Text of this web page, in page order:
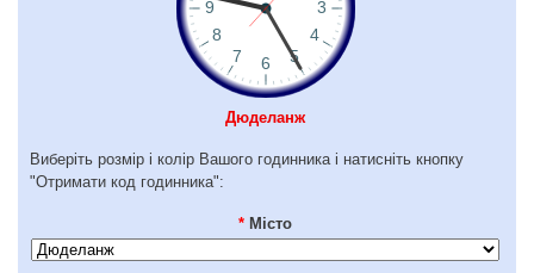
Дюделанж
Виберіть розмір і колір Вашого годинника і натисніть кнопку
"Отримати код годинника":
* Місто